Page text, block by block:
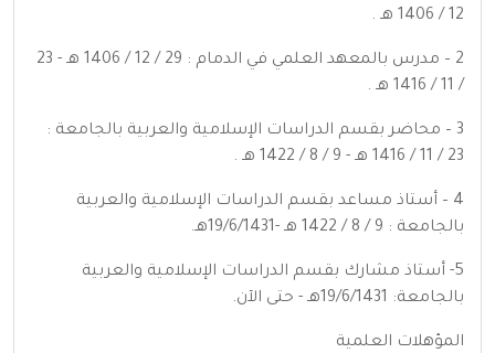
12 / 1406 هـ .
2 – مدرس بالمعهد العلمي في الدمام : 29 / 12 / 1406 هـ - 23
/ 11 / 1416 هـ .
3 – محاضر بقسم الدراسات الإسلامية والعربية بالجامعة :
23 / 11 / 1416 هـ - 9 / 8 / 1422 هـ .
4 – أستاذ مساعد بقسم الدراسات الإسلامية والعربية
بالجامعة : 9 / 8 / 1422 هـ -19/6/1431هـ.
5- أستاذ مشارك بقسم الدراسات الإسلامية والعربية
بالجامعة: 19/6/1431هـ - حتى الآن.
المؤهلات العلمية